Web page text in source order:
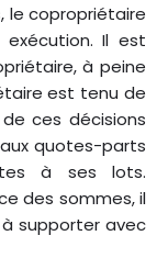
le copropriétaire
Il est
à peine
est tenu de
ces décisions
quotes-parts
à ses lots.
des sommes, il
supporter avec